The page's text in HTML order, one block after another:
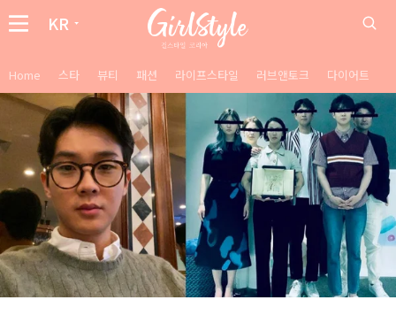
KR
Home 스타 뷰티 패션 라이프스타일 러브앤토크 다이어트